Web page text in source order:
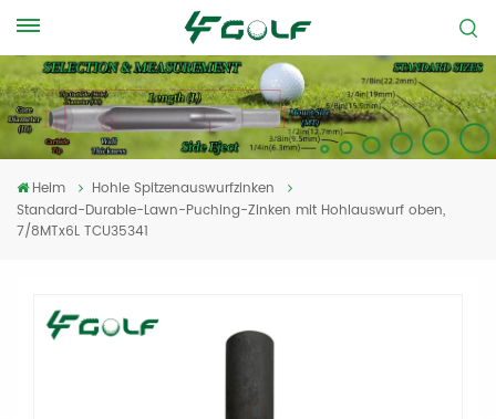
Heim
Hohle Spitzenauswurfzinken
Standard-Durable-Lawn-Puching-Zinken mit Hohlauswurf oben,
7/8MTx6L TCU35341